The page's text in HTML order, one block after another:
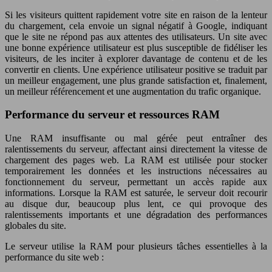
Si les visiteurs quittent rapidement votre site en raison de la lenteur
du chargement, cela envoie un signal négatif à Google, indiquant
que le site ne répond pas aux attentes des utilisateurs. Un site avec
une bonne expérience utilisateur est plus susceptible de fidéliser les
visiteurs, de les inciter à explorer davantage de contenu et de les
convertir en clients. Une expérience utilisateur positive se traduit par
un meilleur engagement, une plus grande satisfaction et, finalement,
un meilleur référencement et une augmentation du trafic organique.
Performance du serveur et ressources RAM
Une RAM insuffisante ou mal gérée peut entraîner des
ralentissements du serveur, affectant ainsi directement la vitesse de
chargement des pages web. La RAM est utilisée pour stocker
temporairement les données et les instructions nécessaires au
fonctionnement du serveur, permettant un accès rapide aux
informations. Lorsque la RAM est saturée, le serveur doit recourir
au disque dur, beaucoup plus lent, ce qui provoque des
ralentissements importants et une dégradation des performances
globales du site.
Le serveur utilise la RAM pour plusieurs tâches essentielles à la
performance du site web :